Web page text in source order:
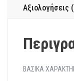
Αξιολογήσεις
ΒΑΣΙΚΑ